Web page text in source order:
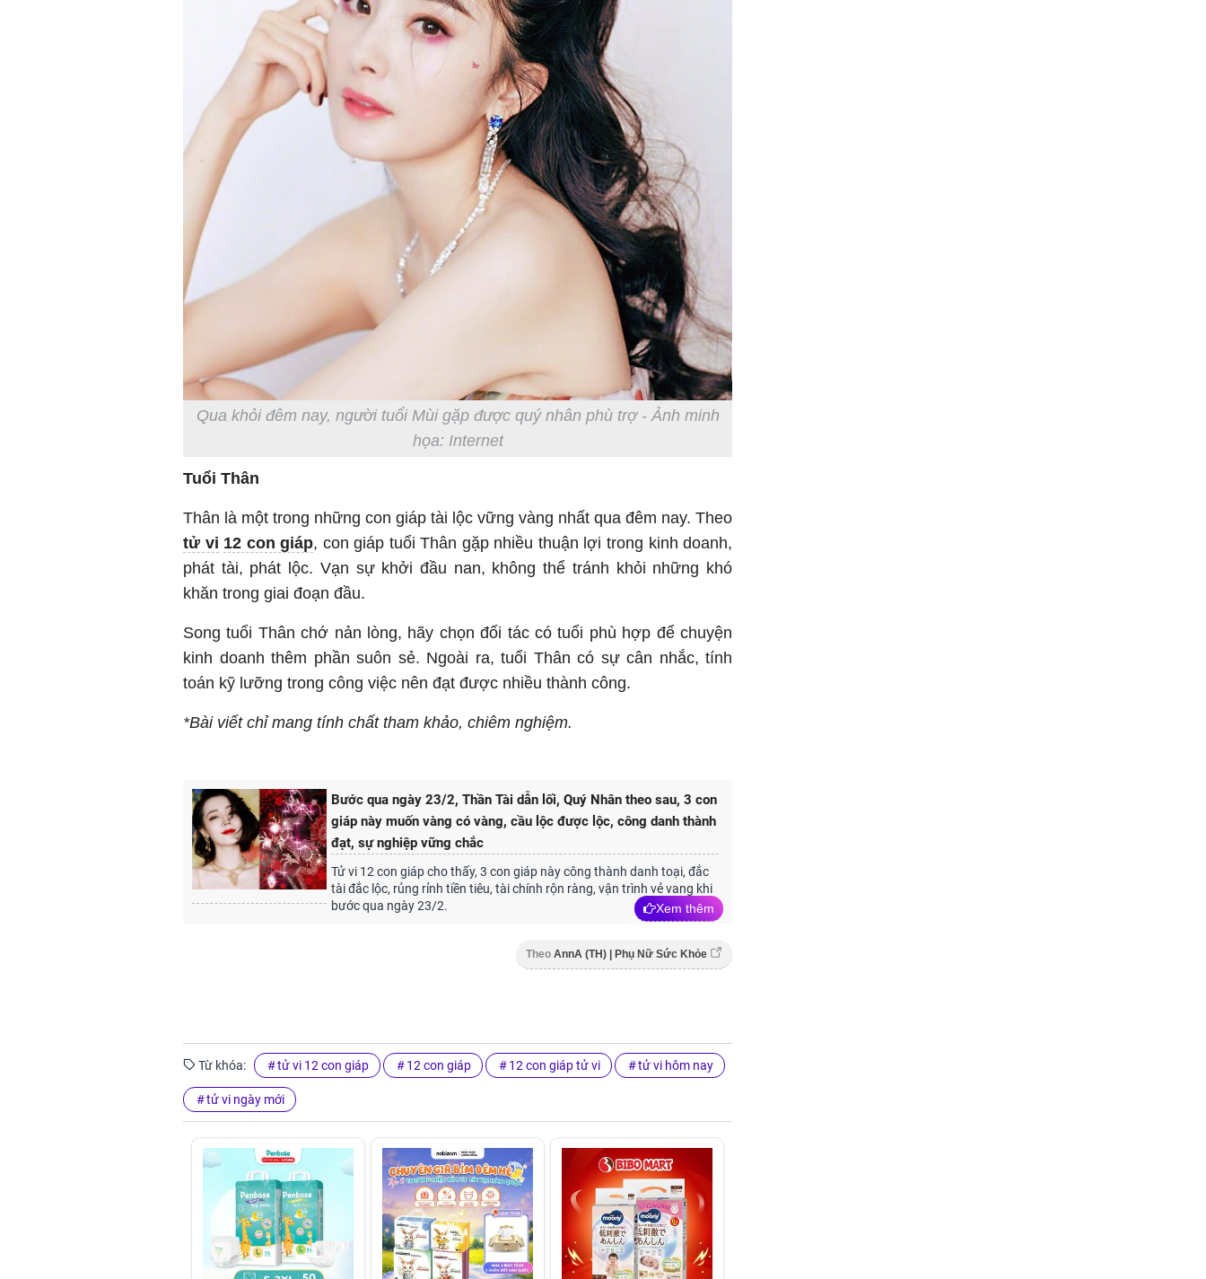
Qua khỏi đêm nay, người tuổi Mùi gặp được quý nhân phù trợ - Ảnh minh
họa: Internet
Tuổi Thân
Thân là một trong những con giáp tài lộc vững vàng nhất qua đêm nay. Theo
tử vi 12 con giáp, con giáp tuổi Thân gặp nhiều thuận lợi trong kinh doanh,
phát tài, phát lộc. Vạn sự khởi đầu nan, không thể tránh khỏi những khó
khăn trong giai đoạn đầu.
Song tuổi Thân chớ nản lòng, hãy chọn đối tác có tuổi phù hợp để chuyện
kinh doanh thêm phần suôn sẻ. Ngoài ra, tuổi Thân có sự cân nhắc, tính
toán kỹ lưỡng trong công việc nên đạt được nhiều thành công.
*Bài viết chỉ mang tính chất tham khảo, chiêm nghiệm.
Bước qua ngày 23/2, Thần Tài dẫn lối, Quý Nhân theo sau, 3 con
giáp này muốn vàng có vàng, cầu lộc được lộc, công danh thành
đạt, sự nghiệp vững chắc
Tử vi 12 con giáp cho thấy, 3 con giáp này công thành danh toại, đắc
tài đắc lộc, rủng rỉnh tiền tiêu, tài chính rộn ràng, vận trình vẻ vang khi
bước qua ngày 23/2.
Xem thêm
Theo AnnA (TH) | Phụ Nữ Sức Khỏe
Từ khóa: tử vi 12 con giáp 12 con giáp 12 con giáp tử vi tử vi hôm nay
tử vi ngày mới